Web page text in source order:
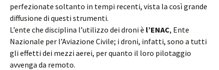
perfezionate soltanto in tempi recenti, vista la così grande
diffusione di questi strumenti.
L’ente che disciplina l’utilizzo dei droni è l’ENAC, Ente
Nazionale per l’Aviazione Civile; i droni, infatti, sono a tutti
gli effetti dei mezzi aerei, per quanto il loro pilotaggio
avvenga da remoto.